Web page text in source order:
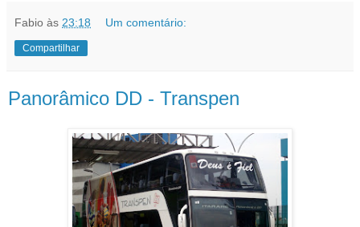
Fabio às 23:18 Um comentário:
Compartilhar
Panorâmico DD - Transpen